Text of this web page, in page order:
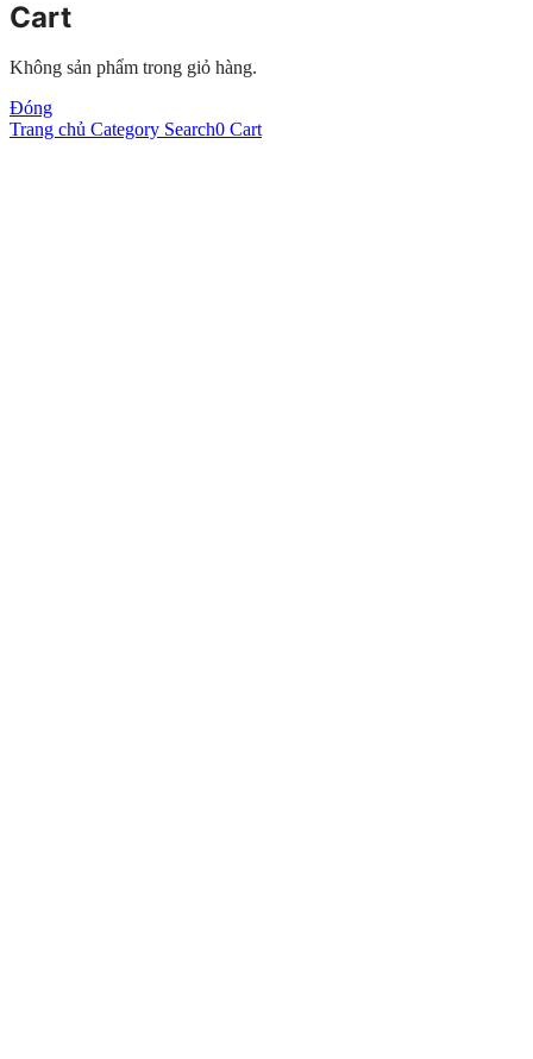
Cart
Không sản phẩm trong giỏ hàng.
Đóng
Trang chủ Category Search0 Cart